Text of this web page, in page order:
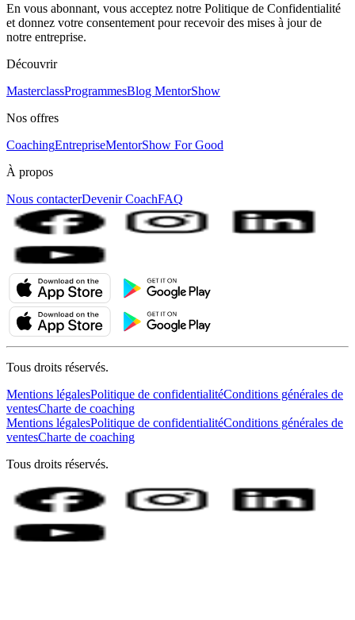
En vous abonnant, vous acceptez notre Politique de Confidentialité
et donnez votre consentement pour recevoir des mises à jour de
notre entreprise.
Découvrir
MasterclassProgrammesBlog MentorShow
Nos offres
CoachingEntrepriseMentorShow For Good
À propos
Nous contacterDevenir CoachFAQ
Tous droits réservés.
Mentions légalesPolitique de confidentialitéConditions générales de
ventesCharte de coaching
Mentions légalesPolitique de confidentialitéConditions générales de
ventesCharte de coaching
Tous droits réservés.